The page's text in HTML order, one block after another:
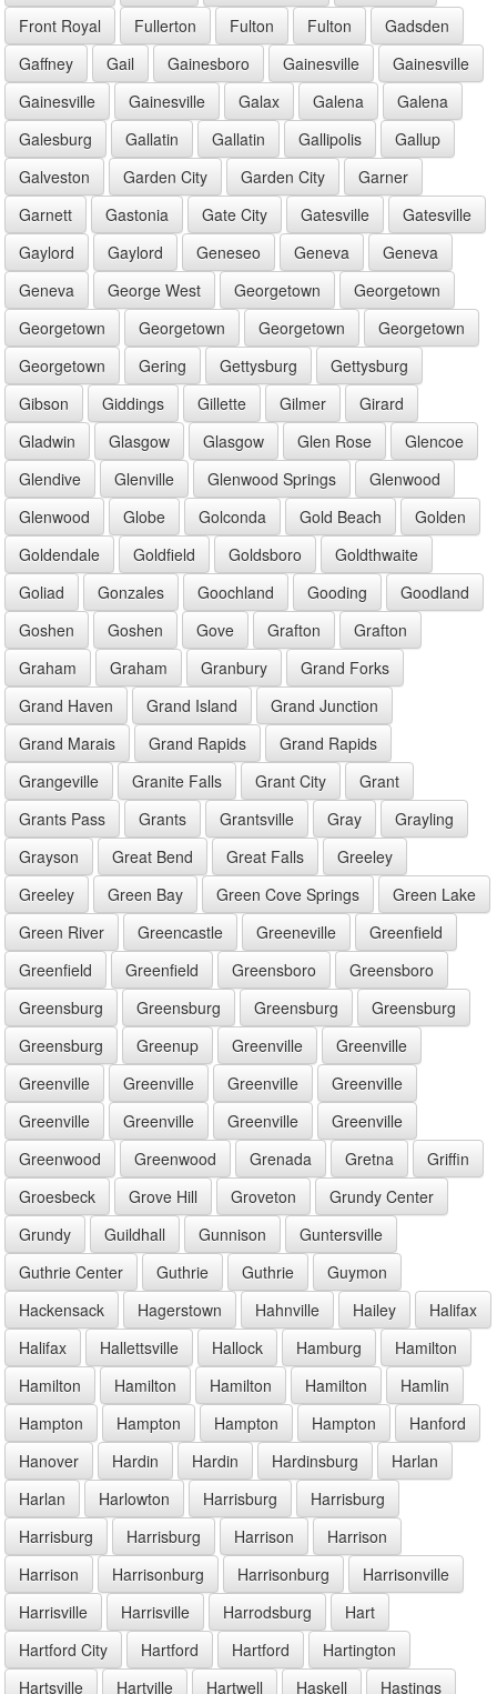
Front Royal
Fullerton Fulton Fulton
Gadsden
Gaffney
Gail Gainesboro Gainesville
Gainesville
Gainesville
Gainesville Galax Galena
Galena
Galesburg
Gallatin Gallatin Gallipolis
Gallup
Galveston
Garden City Garden City
Garner
Garnett
Gastonia Gate City Gatesville
Gatesville
Gaylord
Gaylord Geneseo Geneva
Geneva
Geneva
George West Georgetown
Georgetown
Georgetown
Georgetown Georgetown
Georgetown
Georgetown
Gering Gettysburg
Gettysburg
Gibson
Giddings Gillette Gilmer
Girard
Gladwin
Glasgow Glasgow Glen Rose
Glencoe
Glendive
Glenville Glenwood Springs
Glenwood
Glenwood
Globe Golconda Gold Beach
Golden
Goldendale
Goldfield Goldsboro
Goldthwaite
Goliad
Gonzales Goochland Gooding
Goodland
Goshen
Goshen Gove Grafton
Grafton
Graham
Graham Granbury
Grand Forks
Grand Haven
Grand Island
Grand Junction
Grand Marais
Grand Rapids
Grand Rapids
Grangeville
Granite Falls Grant City
Grant
Grants Pass
Grants Grantsville Gray
Grayling
Grayson
Great Bend Great Falls
Greeley
Greeley
Green Bay Green Cove Springs
Green Lake
Green River
Greencastle Greeneville
Greenfield
Greenfield
Greenfield Greensboro
Greensboro
Greensburg
Greensburg Greensburg
Greensburg
Greensburg
Greenup Greenville
Greenville
Greenville
Greenville Greenville
Greenville
Greenville
Greenville Greenville
Greenville
Greenwood
Greenwood Grenada Gretna
Griffin
Groesbeck
Grove Hill Groveton
Grundy Center
Grundy
Guildhall Gunnison
Guntersville
Guthrie Center
Guthrie Guthrie
Guymon
Hackensack
Hagerstown Hahnville Hailey
Halifax
Halifax
Hallettsville Hallock Hamburg
Hamilton
Hamilton
Hamilton Hamilton Hamilton
Hamlin
Hampton
Hampton Hampton Hampton
Hanford
Hanover
Hardin Hardin Hardinsburg
Harlan
Harlan
Harlowton Harrisburg
Harrisburg
Harrisburg
Harrisburg Harrison
Harrison
Harrison
Harrisonburg Harrisonburg
Harrisonville
Harrisville
Harrisville Harrodsburg
Hart
Hartford City
Hartford Hartford
Hartington
Hartsville
Hartville Hartwell Haskell
Hastings